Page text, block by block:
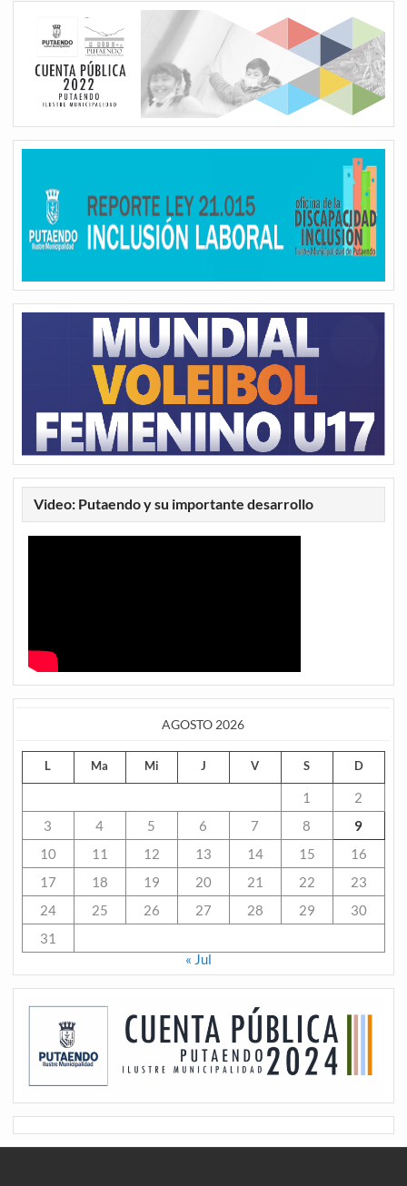
Video: Putaendo y su importante desarrollo
AGOSTO 2026
L Ma Mi J V S D
1
2
3
4 5 6 7 8
9
10
11 12 13 14 15
16
17
18 19 20 21 22
23
24
25 26 27 28 29
30
31
« Jul